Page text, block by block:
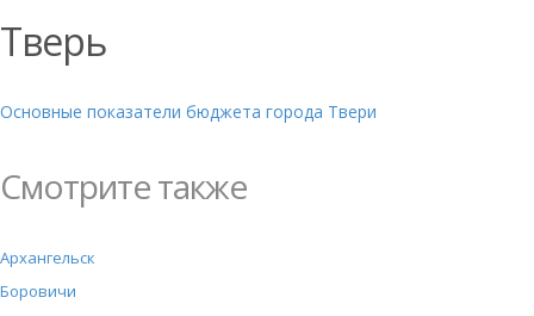
Тверь
Основные показатели бюджета города Твери
Смотрите также
Архангельск
Боровичи